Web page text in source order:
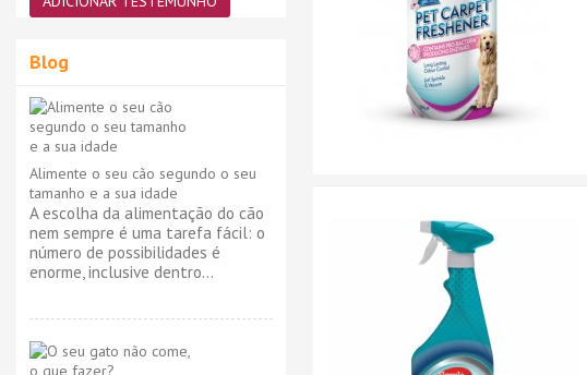
Blog
Alimente o seu cão segundo o seu
tamanho e a sua idade
A escolha da alimentação do cão
nem sempre é uma tarefa fácil: o
número de possibilidades é
enorme, inclusive dentro...